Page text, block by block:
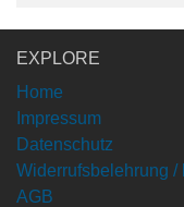
EXPLORE
Home
Impressum
Datenschutz
Widerrufsbelehrung /
AGB